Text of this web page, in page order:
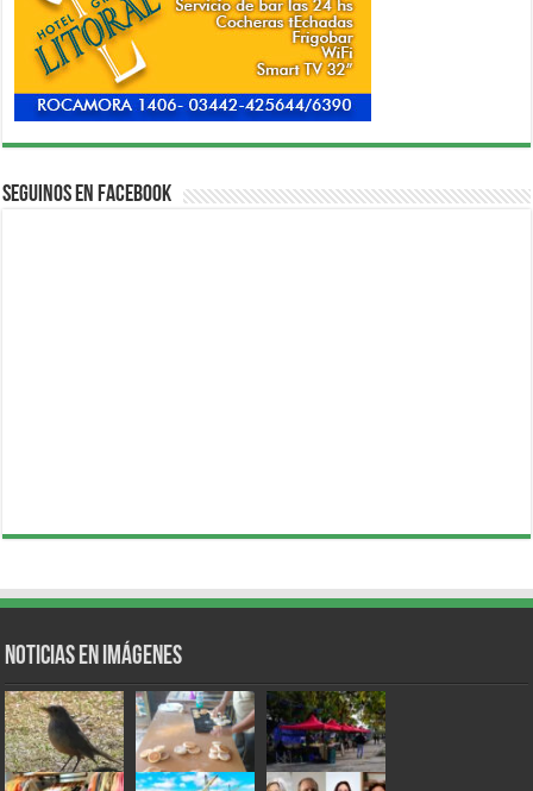
Seguinos en Facebook
Noticias en Imágenes